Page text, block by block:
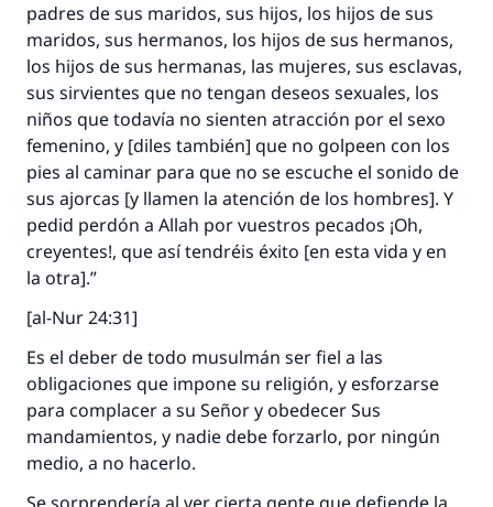
padres de sus maridos, sus hijos, los hijos de sus
maridos, sus hermanos, los hijos de sus hermanos,
los hijos de sus hermanas, las mujeres, sus esclavas,
sus sirvientes que no tengan deseos sexuales, los
niños que todavía no sienten atracción por el sexo
femenino, y [diles también] que no golpeen con los
pies al caminar para que no se escuche el sonido de
sus ajorcas [y llamen la atención de los hombres]. Y
pedid perdón a Allah por vuestros pecados ¡Oh,
creyentes!, que así tendréis éxito [en esta vida y en
la otra].”
[al-Nur 24:31]
Es el deber de todo musulmán ser fiel a las
obligaciones que impone su religión, y esforzarse
para complacer a su Señor y obedecer Sus
mandamientos, y nadie debe forzarlo, por ningún
medio, a no hacerlo.